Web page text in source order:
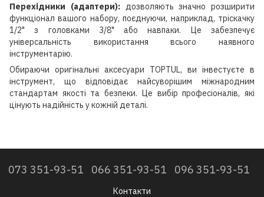
Перехідники (адаптери):дозволяють значно розширити
функціонал вашого набору, поєднуючи, наприклад, тріскачку
1/2" з головками 3/8" або навпаки. Це забезпечує
універсальність використання всього наявного
інструментарію.
Обираючи оригінальні аксесуари TOPTUL, ви інвестуєте в
інструмент, що відповідає найсуворішим міжнародним
стандартам якості та безпеки. Це вибір професіоналів, які
цінують надійність у кожній деталі.
073 351-93-51 066 351-93-51 096 351-93-51
Контакти